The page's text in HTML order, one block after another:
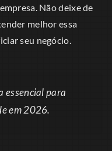
Não deixe de
melhor essa
seu negócio.
essencial para
em 2026.